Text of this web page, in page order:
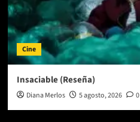
Cine
Insaciable (Reseña)
Diana Merlos 5 agosto, 2026 0